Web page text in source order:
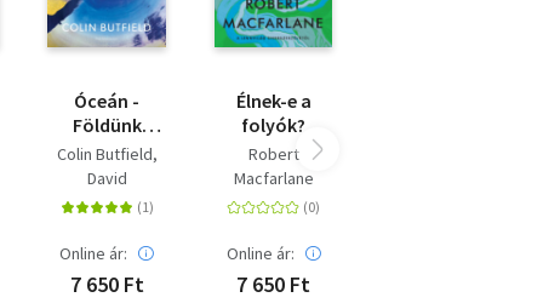
Óceán -
Földünk
utolsó
vadonja
Colin Butfield
David
Attenborough
Online ár:
7 650 Ft
Élnek-e a
folyók?
Robert
Macfarlane
Online ár:
7 650 Ft